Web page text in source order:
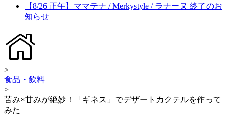
【8/26 正午】ママテナ / Merkystyle / ラナーヌ 終了のお
知らせ
>
食品・飲料
>
苦み×甘みが絶妙！「ギネス」でデザートカクテルを作って
みた